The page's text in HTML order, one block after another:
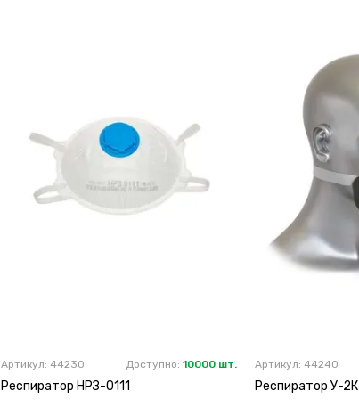
Артикул: 44230 Доступно: 10000 шт.
Респиратор НРЗ-0111
Артикул: 44240
Респиратор У-2К